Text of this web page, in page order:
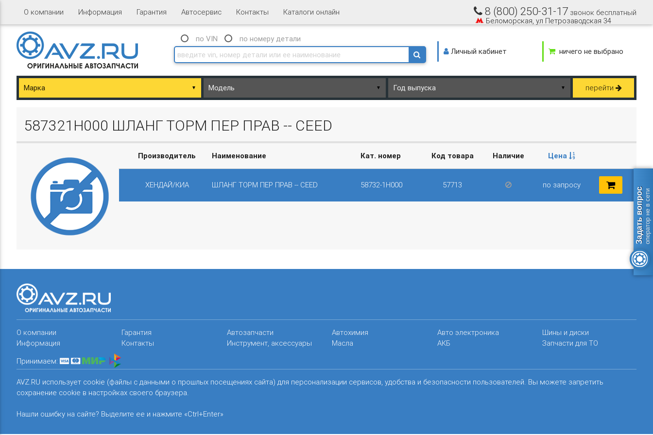
О компании Информация Гарантия Автосервис Контакты Каталоги онлайн
Basket.php
8 (800) 250-31-17 звонок бесплатный
Беломорская, ул Петрозаводская 34
по VIN
по номеру детали
Личный кабинет
ничего не выбрано
▼ ▼ ▼ перейти
587321H000 ШЛАНГ ТОРМ ПЕР ПРАВ -- CEED
Производитель Наименование Кат. номер Код товара Наличие Цена
ХЕНДАЙ/КИА ШЛАНГ ТОРМ ПЕР ПРАВ -- CEED 58732-1H000 57713 по запросу
О компании
Информация
Гарантия
Контакты
Автозапчасти
Инструмент, аксессуары
Автохимия
Масла
Авто электроника
АКБ
Шины и диски
Запчасти для ТО
Принимаем:
AVZ.RU использует cookie (файлы с данными о прошлых посещениях сайта) для персонализации сервисов, удобства и безопасности пользователей. Вы можете запретить
сохранение cookie в настройках своего браузера.
Нашли ошибку на сайте? Выделите ее и нажмите «Ctrl+Enter»
Задать вопросоператор не в сети